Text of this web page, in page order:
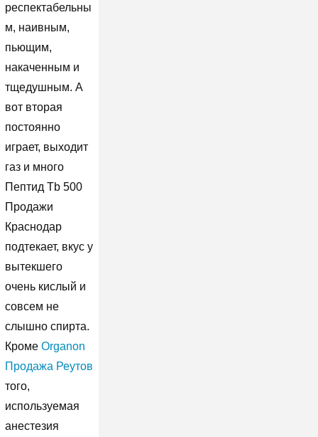
респектабельны
м, наивным,
пьющим,
накаченным и
тщедушным. А
вот вторая
постоянно
играет, выходит
газ и много
Пептид Tb 500
Продажи
Краснодар
подтекает, вкус у
вытекшего
очень кислый и
совсем не
слышно спирта.
Кроме Organon
Продажа Реутов
того,
используемая
анестезия